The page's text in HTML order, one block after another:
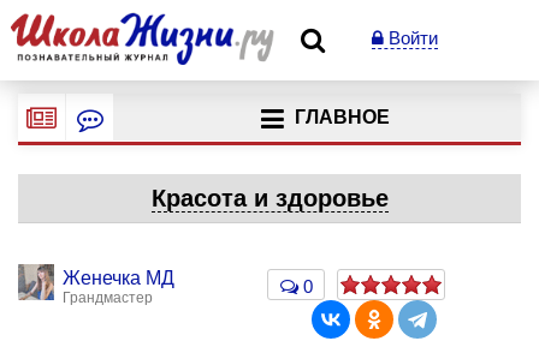
Войти
ГЛАВНОЕ
Красота и здоровье
Женечка МД
Грандмастер
0